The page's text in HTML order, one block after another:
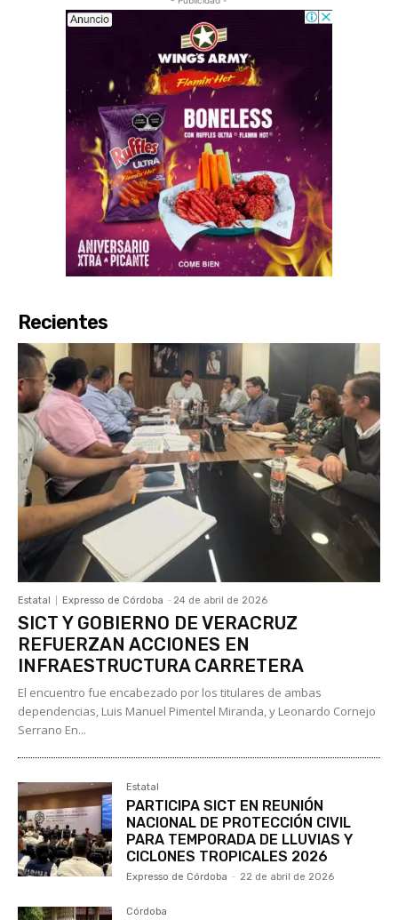
Recientes
Estatal Expresso de Córdoba - 24 de abril de 2026
SICT Y GOBIERNO DE VERACRUZ
REFUERZAN ACCIONES EN
INFRAESTRUCTURA CARRETERA
El encuentro fue encabezado por los titulares de ambas
dependencias, Luis Manuel Pimentel Miranda, y Leonardo Cornejo
Serrano En...
Estatal
PARTICIPA SICT EN REUNIÓN
NACIONAL DE PROTECCIÓN CIVIL
PARA TEMPORADA DE LLUVIAS Y
CICLONES TROPICALES 2026
Expresso de Córdoba - 22 de abril de 2026
Córdoba